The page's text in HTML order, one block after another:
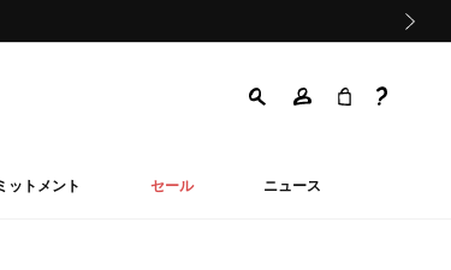
ットメント セール ニュース